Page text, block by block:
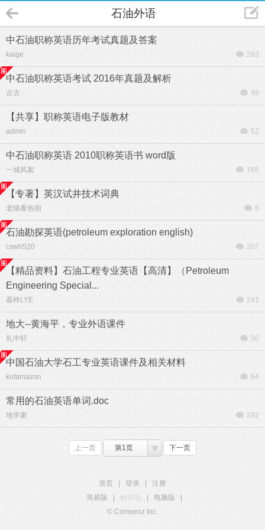
石油外语
中石油职称英语历年考试真题及答案
kaige 263
中石油职称英语考试 2016年真题及解析
古古 49
【共享】职称英语电子版教材
admin 52
中石油职称英语 2010职称英语书 word版
一城风絮 165
【专著】英汉试井技术词典
老猫看热闹 6
石油勘探英语(petroleum exploration english)
cswh520 207
【精品资料】石油工程专业英语【高清】（Petroleum
Engineering Special...
慕梓LYE 241
地大--黄海平，专业外语课件
礼中轩 50
中国石油大学石工专业英语课件及相关材料
kofamazon 64
常用的石油英语单词.doc
地学家 292
上一页 第1页 下一页
首页 登录
注册
简易版
触屏版 电脑版
© Comsenz Inc.